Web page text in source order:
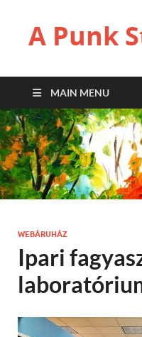
A Punk
MAIN MENU
WEBÁRUHÁZ
Ipari